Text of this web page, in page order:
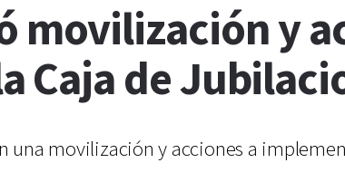
movilización y
Caja de
una movilización y acciones a